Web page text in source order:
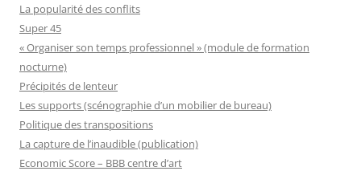
La popularité des conflits
Super 45
« Organiser son temps professionnel » (module de formation
nocturne)
Précipités de lenteur
Les supports (scénographie d’un mobilier de bureau)
Politique des transpositions
La capture de l’inaudible (publication)
Economic Score – BBB centre d’art